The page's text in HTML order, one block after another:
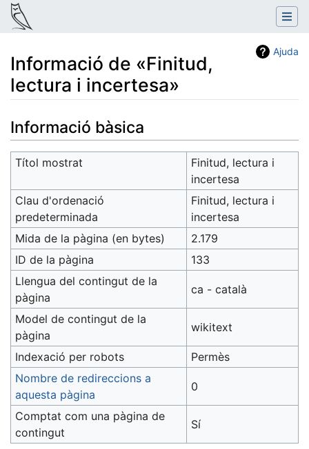
Ajuda
Informació de «Finitud,
lectura i incertesa»
Salta a: navegació ,cerca
Informació bàsica
Títol mostrat
Finitud, lectura i
incertesa
Clau d'ordenació
predeterminada
Finitud, lectura i
incertesa
Mida de la pàgina (en bytes)
2.179
ID de la pàgina
133
Llengua del contingut de la
pàgina
ca - català
Model de contingut de la
pàgina
wikitext
Indexació per robots
Permès
Nombre de redireccions a
aquesta pàgina
0
Comptat com una pàgina de
contingut
Sí